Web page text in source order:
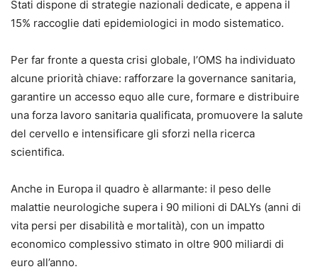
Stati dispone di strategie nazionali dedicate, e appena il
15% raccoglie dati epidemiologici in modo sistematico.
Per far fronte a questa crisi globale, l’OMS ha individuato
alcune priorità chiave: rafforzare la governance sanitaria,
garantire un accesso equo alle cure, formare e distribuire
una forza lavoro sanitaria qualificata, promuovere la salute
del cervello e intensificare gli sforzi nella ricerca
scientifica.
Anche in Europa il quadro è allarmante: il peso delle
malattie neurologiche supera i 90 milioni di DALYs (anni di
vita persi per disabilità e mortalità), con un impatto
economico complessivo stimato in oltre 900 miliardi di
euro all’anno.